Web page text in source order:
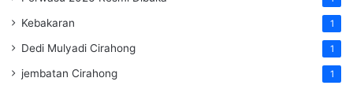
Kebakaran 1
Dedi Mulyadi Cirahong 1
jembatan Cirahong 1